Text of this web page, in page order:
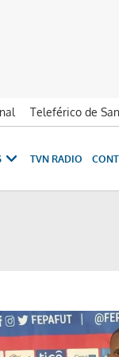
Teleférico de
TVN RADIO